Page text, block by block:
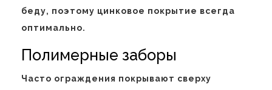
беду, поэтому цинковое покрытие всегда
оптимально.
Полимерные заборы
Часто ограждения покрывают сверху